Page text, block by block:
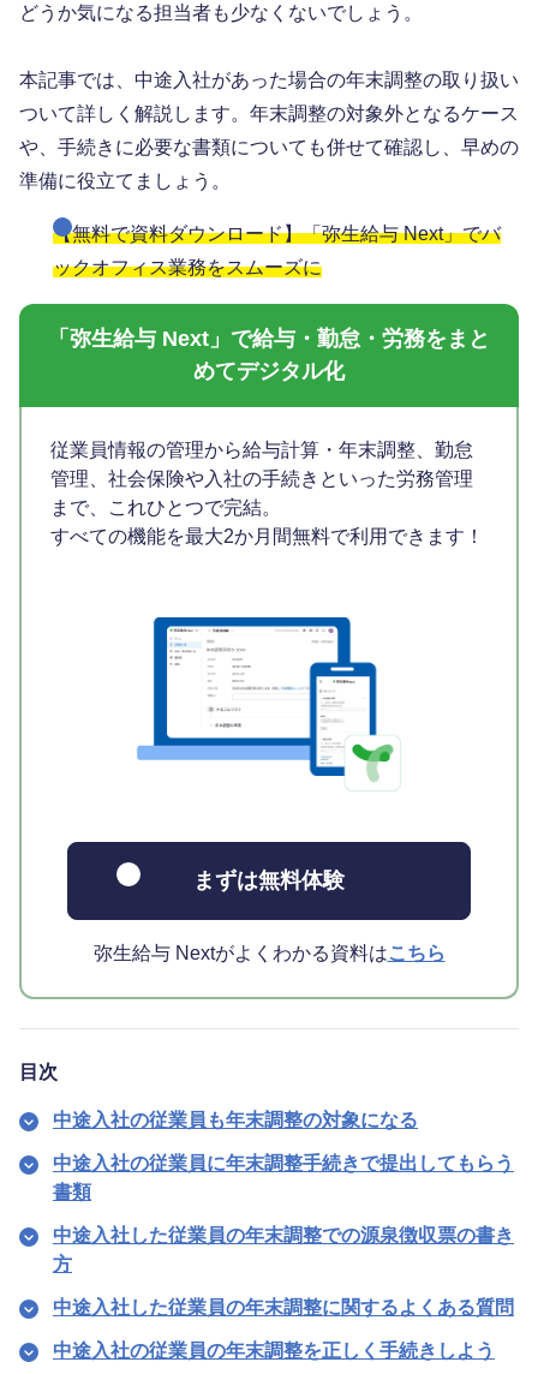
どうか気になる担当者も少なくないでしょう。
本記事では、中途入社があった場合の年末調整の取り扱い
ついて詳しく解説します。年末調整の対象外となるケース
や、手続きに必要な書類についても併せて確認し、早めの
準備に役立てましょう。
【無料で資料ダウンロード】「弥生給与 Next」でバ
ックオフィス業務をスムーズに
「弥生給与 Next」で給与・勤怠・労務をまと
めてデジタル化
従業員情報の管理から給与計算・年末調整、勤怠
管理、社会保険や入社の手続きといった労務管理
まで、これひとつで完結。
すべての機能を最大2か月間無料で利用できます！
まずは無料体験
弥生給与 Nextがよくわかる資料はこちら
目次
中途入社の従業員も年末調整の対象になる
中途入社の従業員に年末調整手続きで提出してもらう
書類
中途入社した従業員の年末調整での源泉徴収票の書き
方
中途入社した従業員の年末調整に関するよくある質問
中途入社の従業員の年末調整を正しく手続きしよう